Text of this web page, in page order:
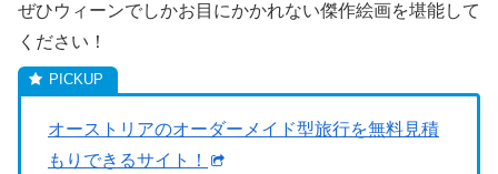
ぜひウィーンでしかお目にかかれない傑作絵画を堪能して
ください！
オーストリアのオーダーメイド型旅行を無料見積
もりできるサイト！